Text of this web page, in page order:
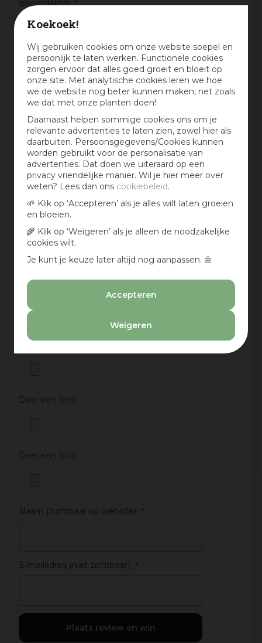
Koekoek!
Wij gebruiken cookies om onze website soepel en
persoonlijk te laten werken. Functionele cookies
zorgen ervoor dat alles goed groeit en bloeit op
onze site. Met analytische cookies leren we hoe
we de website nog beter kunnen maken, net zoals
we dat met onze planten doen!
Daarnaast helpen sommige cookies ons om je
relevante advertenties te laten zien, zowel hier als
daarbuiten. Persoonsgegevens/Cookies kunnen
worden gebruikt voor de personalisatie van
advertenties. Dat doen we uiteraard op een
privacy vriendelijke manier. Wil je hier meer over
weten? Lees dan ons cookiebeleid.
🌱 Klik op ‘Accepteren’ als je alles wilt laten groeien
en bloeien.
🌾 Klik op ‘Weigeren’ als je alleen de noodzakelijke
cookies wilt.
Je kunt je keuze later altijd nog aanpassen. 🌼
Accepteren
Weigeren
Beoordeling:*
Jouw mening over dit product:
Aan te bevelen?
Ja
Nee
Deel een foto:
Deel een foto:
Deel een foto:
Deel een foto:
Naam (zichtbaar op website): *
E-mailadres (niet zichtbaar): *